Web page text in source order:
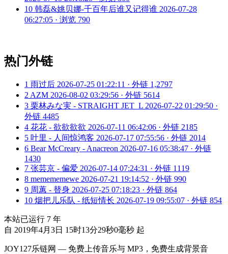
10 韩磊&姚贝娜-千百年后谁又记得谁 2026-07-28
06:27:05 · 浏览 790
热门外链
1 雨过后 2026-07-25 01:22:11 · 外链 1,2797
2 AZM 2026-08-02 03:29:56 · 外链 5614
3 栗林みな実 - STRAIGHT JET_L 2026-07-22 01:29:50 ·
外链 4485
4 花花 - 欲欲欲欲 2026-07-11 06:42:06 · 外链 2185
5 叶里 - 人间惊鸿客 2026-07-17 07:55:56 · 外链 2014
6 Bear McCreary - Anacreon 2026-07-16 05:38:47 · 外链
1430
7 张芸京 - 偏爱 2026-07-14 07:24:31 · 外链 1119
8 memememewe 2026-07-21 19:14:52 · 外链 990
9 周蕙 - 替身 2026-07-25 07:18:23 · 外链 864
10 烟把儿乐队 - 纸短情长 2026-07-19 09:55:07 · 外链 854
本站已运行 7 年
自 2019年4月3日 15时13分29秒0毫秒 起
JOY127乐链网 — 免费上传音乐与 MP3，免费生成背景音